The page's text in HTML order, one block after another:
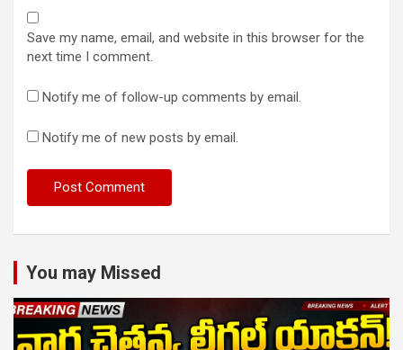
Save my name, email, and website in this browser for the
next time I comment.
Notify me of follow-up comments by email.
Notify me of new posts by email.
You may Missed